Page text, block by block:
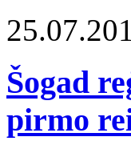
Šogad
pirmo